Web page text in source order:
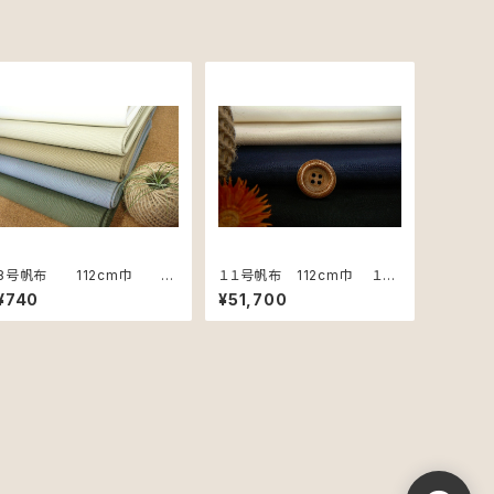
号帆布 112cm巾 カ
ト用 50cm単位
１１号帆布 112cm巾 １
反 55m単位
¥51,700